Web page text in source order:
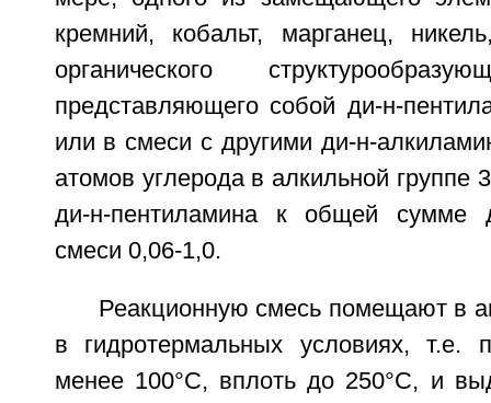
кремний, кобальт, марганец,
органического
представляющего собой ди-н-
или в смеси с другими ди-н-
атомов углерода в алкильной группе
ди-н-пентиламина к общей сумме
смеси 0,06-1,0.
Реакционную смесь помещают в
в гидротермальных условиях, т.е.
менее 100°С, вплоть до 250°С, и